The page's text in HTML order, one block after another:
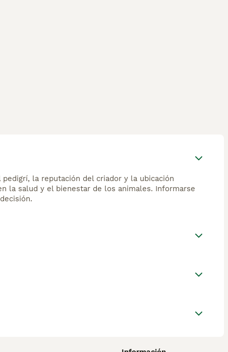
la reputación del criador y la ubicación
la salud y el bienestar de los animales. Informarse